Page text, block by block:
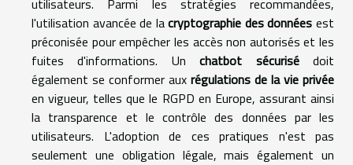
l'utilisation avancée de lacryptographie des données est
préconisée pour empêcher les accès non autorisés et les
fuites d'informations. Unchatbot sécurisédoit
également se conformer aux régulations de la vie privée
en vigueur, telles que le RGPD en Europe, assurant ainsi
la transparence et le contrôle des données par les
utilisateurs. L'adoption de ces pratiques n'est pas
seulement une obligation légale, mais également un